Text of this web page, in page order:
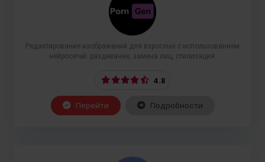
Редактирование изображений для взрослых с использованием
нейросетей: раздевание, замена лиц, стилизация.
4.8
Перейти Подробности